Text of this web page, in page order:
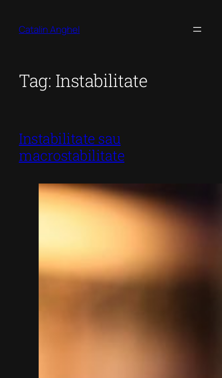
content
Catalin Anghel
Tag: Instabilitate
Instabilitate sau
macrostabilitate